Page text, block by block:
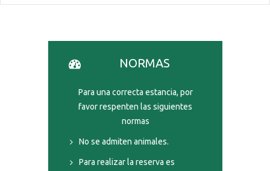
NORMAS
Para una correcta estancia, por
favor respenten las siguientes
normas
No se admiten animales.
Para realizar la reserva es